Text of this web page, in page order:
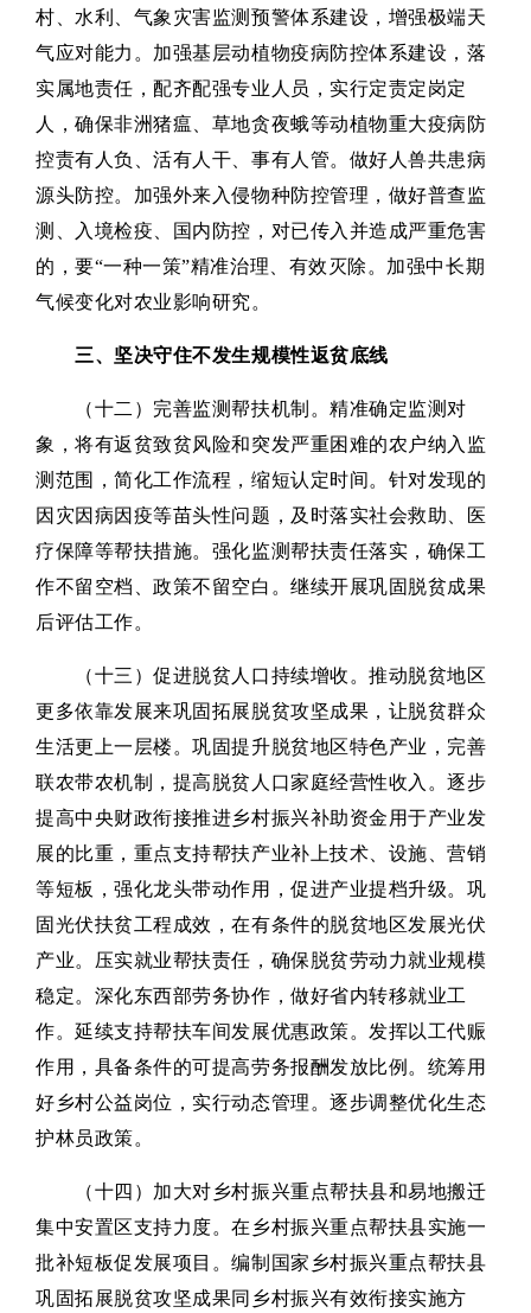
村、水利、气象灾害监测预警体系建设，增强极端天
气应对能力。加强基层动植物疫病防控体系建设，落
实属地责任，配齐配强专业人员，实行定责定岗定
人，确保非洲猪瘟、草地贪夜蛾等动植物重大疫病防
控责有人负、活有人干、事有人管。做好人兽共患病
源头防控。加强外来入侵物种防控管理，做好普查监
测、入境检疫、国内防控，对已传入并造成严重危害
的，要“一种一策”精准治理、有效灭除。加强中长期
气候变化对农业影响研究。
三、坚决守住不发生规模性返贫底线
（十二）完善监测帮扶机制。精准确定监测对
象，将有返贫致贫风险和突发严重困难的农户纳入监
测范围，简化工作流程，缩短认定时间。针对发现的
因灾因病因疫等苗头性问题，及时落实社会救助、医
疗保障等帮扶措施。强化监测帮扶责任落实，确保工
作不留空档、政策不留空白。继续开展巩固脱贫成果
后评估工作。
（十三）促进脱贫人口持续增收。推动脱贫地区
更多依靠发展来巩固拓展脱贫攻坚成果，让脱贫群众
生活更上一层楼。巩固提升脱贫地区特色产业，完善
联农带农机制，提高脱贫人口家庭经营性收入。逐步
提高中央财政衔接推进乡村振兴补助资金用于产业发
展的比重，重点支持帮扶产业补上技术、设施、营销
等短板，强化龙头带动作用，促进产业提档升级。巩
固光伏扶贫工程成效，在有条件的脱贫地区发展光伏
产业。压实就业帮扶责任，确保脱贫劳动力就业规模
稳定。深化东西部劳务协作，做好省内转移就业工
作。延续支持帮扶车间发展优惠政策。发挥以工代赈
作用，具备条件的可提高劳务报酬发放比例。统筹用
好乡村公益岗位，实行动态管理。逐步调整优化生态
护林员政策。
（十四）加大对乡村振兴重点帮扶县和易地搬迁
集中安置区支持力度。在乡村振兴重点帮扶县实施一
批补短板促发展项目。编制国家乡村振兴重点帮扶县
巩固拓展脱贫攻坚成果同乡村振兴有效衔接实施方